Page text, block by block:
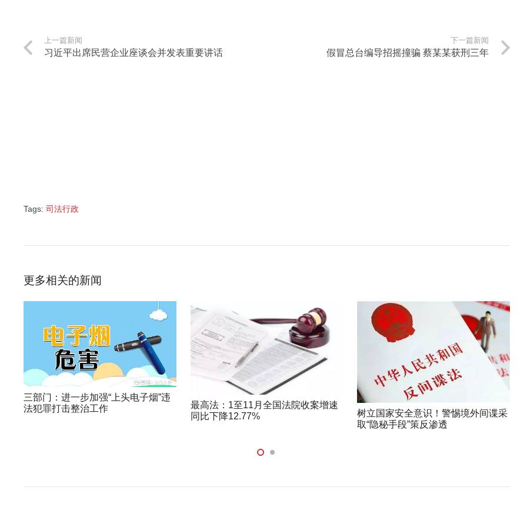
上一篇新闻
习近平出席民营企业座谈会并发表重要讲话
下一篇新闻
假冒总台编导招摇撞骗 蔡某某获刑三年
Tags: 司法行政
更多相关的新闻
三部门：进一步加强“上头电子烟”违
法犯罪打击整治工作
最高法：1至11月全国法院收案增速
同比下降12.77%
树立国家安全意识！警惕境外间谍采
取“隐秘手段”策反渗透